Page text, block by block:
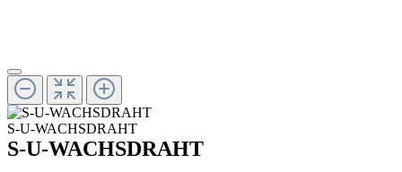
S-U-WACHSDRAHT
S-U-WACHSDRAHT